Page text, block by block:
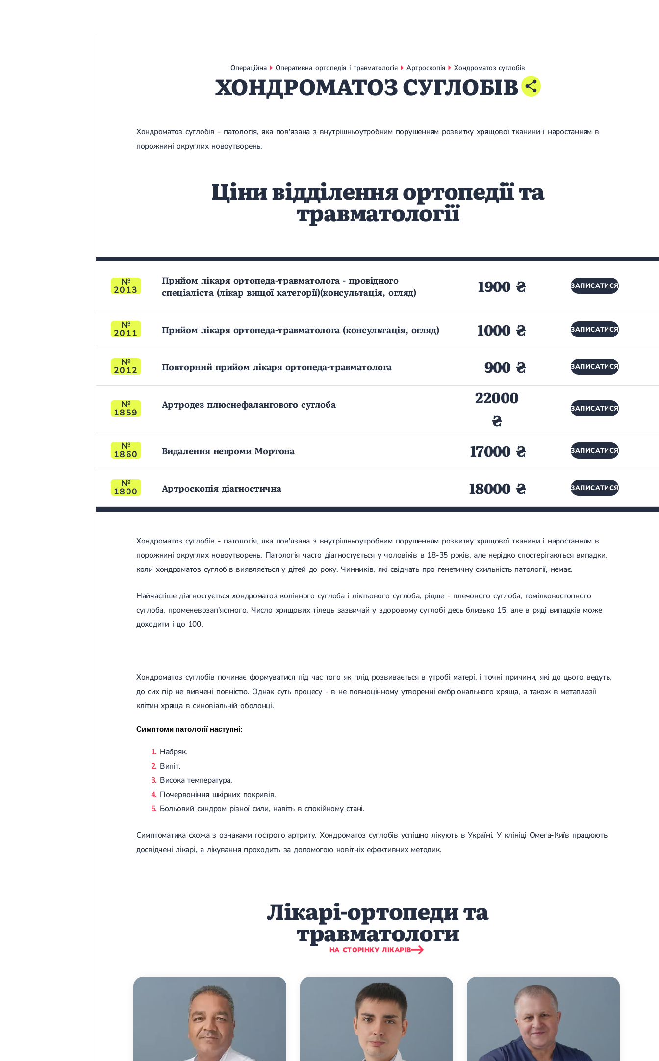
Операційна Оперативна ортопедія і травматологія Артроскопія Хондроматоз суглобів
ХОНДРОМАТОЗ СУГЛОБІВ
Хондроматоз суглобів - патологія, яка пов'язана з внутрішньоутробним порушенням розвитку хрящової тканини і наростанням в
порожнині округлих новоутворень.
Ціни відділення ортопедії та
травматології
2013
Прийом лікаря ортопеда-травматолога - провідного
спеціаліста (лікар вищої категорії)(консультація, огляд)
1900 ₴ ЗАПИСАТИСЯ
2011 Прийом лікаря ортопеда-травматолога (консультація, огляд) 1000 ₴ ЗАПИСАТИСЯ
2012 Повторний прийом лікаря ортопеда-травматолога 900 ₴ ЗАПИСАТИСЯ
1859
Артродез плюснефалангового суглоба
22000
₴
ЗАПИСАТИСЯ
1860 Видалення невроми Мортона 17000 ₴ ЗАПИСАТИСЯ
1800 Артроскопія діагностична 18000 ₴ ЗАПИСАТИСЯ
Хондроматоз суглобів - патологія, яка пов'язана з внутрішньоутробним порушенням розвитку хрящової тканини і наростанням в
порожнині округлих новоутворень. Патологія часто діагностується у чоловіків в 18-35 років, але нерідко спостерігаються випадки,
коли хондроматоз суглобів виявляється у дітей до року. Чинників, які свідчать про генетичну схильність патології, немає.
Найчастіше діагностується хондроматоз колінного суглоба і ліктьового суглоба, рідше - плечового суглоба, гомілковостопного
суглоба, променевозап'ястного. Число хрящових тілець зазвичай у здоровому суглобі десь близько 15, але в ряді випадків може
доходити і до 100.
Хондроматоз суглобів починає формуватися під час того як плід розвивається в утробі матері, і точні причини, які до цього ведуть,
до сих пір не вивчені повністю. Однак суть процесу - в не повноцінному утворенні ембріонального хряща, а також в метаплазії
клітин хряща в синовіальній оболонці.
Симптоми патології наступні:
Набряк.
Випіт.
Висока температура.
Почервоніння шкірних покривів.
Больовий синдром різної сили, навіть в спокійному стані.
Симптоматика схожа з ознаками гострого артриту. Хондроматоз суглобів успішно лікують в Україні. У клініці Омега-Київ працюють
досвідчені лікарі, а лікування проходить за допомогою новітніх ефективних методик.
Лікарі-ортопеди та
травматологи
НА СТОРІНКУ ЛІКАРІВ